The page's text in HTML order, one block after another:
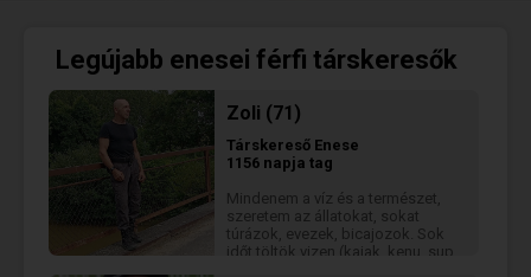
Legújabb enesei férfi társkeresők
Zoli (71)
Társkereső Enese
1156 napja tag
Mindenem a víz és a természet,
szeretem az állatokat, sokat
túrázok, evezek, bicajozok. Sok
időt töltök vizen (kajak, kenu, sup,